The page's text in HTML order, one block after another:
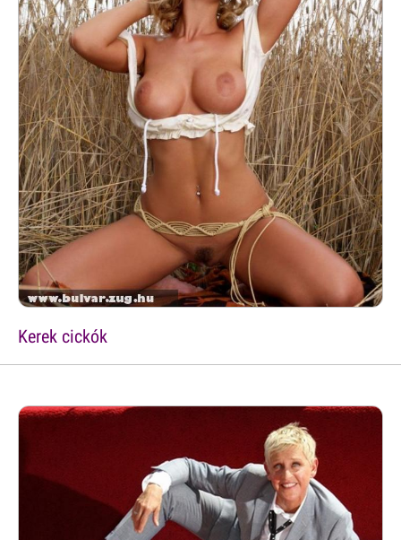
Kerek cickók